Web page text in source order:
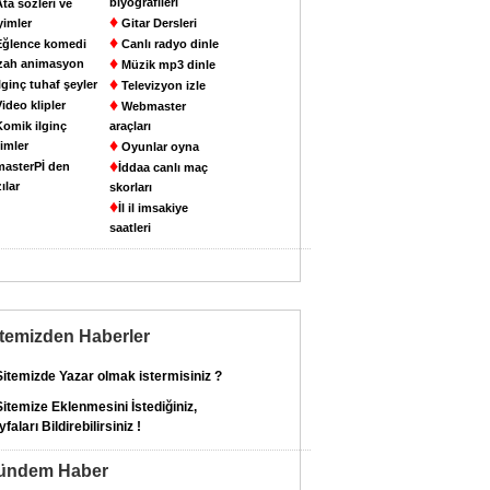
sözleri ve
komedi
animasyon
tuhaf şeyler
klipler
ilginç
den
♦ Gitar Dersleri
♦ Canlı radyo dinle
♦ Müzik mp3 dinle
♦ Televizyon izle
♦ Webmaster
araçları
♦ Oyunlar oyna
♦İddaa canlı maç
skorları
♦İl il imsakiye
saatleri
Haberler
Yazar olmak istermisiniz ?
Eklenmesini İstediğiniz,
Bildirebilirsiniz !
Haber